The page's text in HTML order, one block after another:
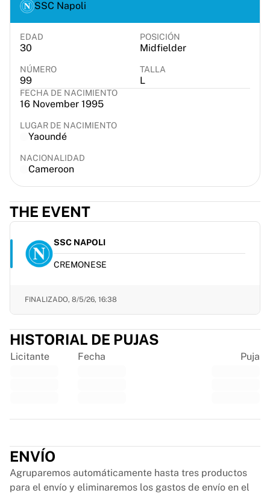
Gloucester Rugby
ASM Clermont Auvergne
Ver todo el rugby
Críquet
Críquet de Inglaterra
West Indies
Críquet de Irlanda
Ver todo el críquet
Hockey sobre hielo
Aalborg Pirates
Tre Kronor
NHL Alumni
Otro
Glory Kickboxing
Enmarca tu camiseta
Autenticación de camisetas
Mi colección
SSC Napoli
EDAD
30
POSICIÓN
Midfielder
NÚMERO
99
TALLA
L
FECHA DE NACIMIENTO
16 November 1995
LUGAR DE NACIMIENTO
Yaoundé
NACIONALIDAD
Cameroon
THE EVENT
SSC NAPOLI
CREMONESE
FINALIZADO, 8/5/26, 16:38
HISTORIAL DE PUJAS
Licitante Fecha Puja
ENVÍO
Agruparemos automáticamente hasta tres productos
para el envío y eliminaremos los gastos de envío en el